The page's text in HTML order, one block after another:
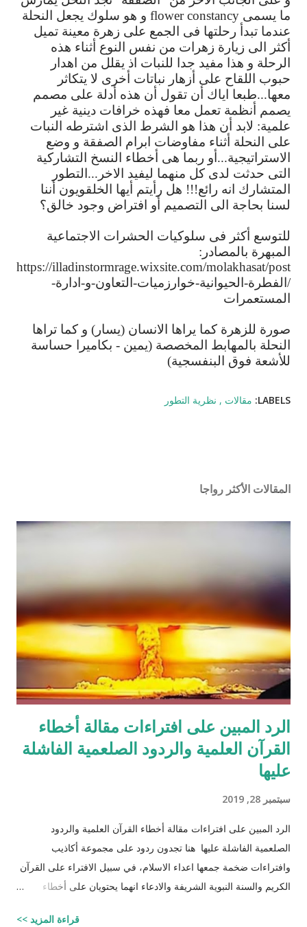
ما يسمى و هو سلوك يجعل
النحلة
عندما تبدأ رحلتها فى الجمع على زهرة معينة تميل
أكثر
الى زيارة زهرات من نفس النوع أثناء هذه
الرحلة و هذا مفيد جدا للنبات اذ يقلل من اهدار
حبوب
اللقاح على أزهار نباتات أخرى لا يتكاثر
معها...طبعا اياك أن تقول أن هذه أدلة على مصمم
يصمم أنظمة تعمل معا فهذه خرافات دينية غير
علمية: لابد أن هذا هو الشرط الذى اشترطه
النبات
على
النحلة أثناء مفاوضات ابرام الصفقة و وضع
الاستراتيجية... أو ربما هى أخطاء النسخ
التشاركية
التى حدثت لدى كل منهما ليفيد الاخر ... التطور
المتشارك انه رائع!!! هل رأيتم أيها الخلقويون أننا
لسنا بحاجة الى التصميم أو افتراض وجود خالق؟
للتوسع أكثر فى سلوكيات الحشرات
الاجتماعية
المبهرة بالمصادر :
https://illadinstormrage.wixsite.com/molakhasat/post
/ الفطرة- الحيوانية-خوارزميات- التعاون-و- ادارة-
المستعمرات
صورة للزهرة كما يراها الانسان (يسار ) و كما تراها
النحلة بالمهابط المخصصة (يمين - بكاميرا
حساسة
للأشعة فوق البنفسجية)
LABELS: مقالات نظرية التطور
المقالات الأكثر رواجا
الرد المبين على افتراءات مقالة أخطاء
القرآن العلمية والردود الصلعمية الفاشلة
عليها
سبتمبر 28, 2019
الرد المبين على افتراءات مقالة أخطاء القرآن العلمية والردود
الصلعمية الفاشلة عليها هنا تجدون ردود على مجموعة أكاذيب
وافتراءات ضخمة جمعها اعداء الاسلام، في سبيل الافتراء على القرآن
الكريم والسنة النبوية الشريفة والادعاء انهما يحتويان على أخطاء
قراءة المزيد >>